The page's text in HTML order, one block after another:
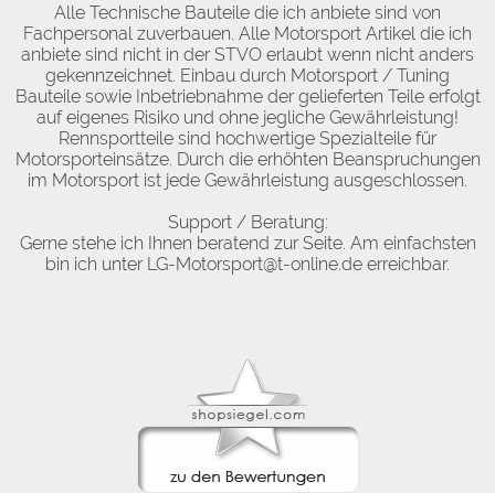
Alle Technische Bauteile die ich anbiete sind von
Fachpersonal zuverbauen. Alle Motorsport Artikel die ich
anbiete sind nicht in der STVO erlaubt wenn nicht anders
gekennzeichnet. Einbau durch Motorsport / Tuning
Bauteile sowie Inbetriebnahme der gelieferten Teile erfolgt
auf eigenes Risiko und ohne jegliche Gewährleistung!
Rennsportteile sind hochwertige Spezialteile für
Motorsporteinsätze. Durch die erhöhten Beanspruchungen
im Motorsport ist jede Gewährleistung ausgeschlossen.
Support / Beratung:
Gerne stehe ich Ihnen beratend zur Seite. Am einfachsten
bin ich unter LG-Motorsport@t-online.de erreichbar.